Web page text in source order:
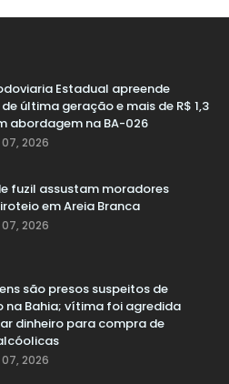
Estadual apreende
última geração e mais de R$ 1,3
abordagem na BA-026
2026
fuzil assustam moradores
em Areia Branca
2026
são presos suspeitos de
na Bahia; vítima foi agredida
dinheiro para compra de
2026